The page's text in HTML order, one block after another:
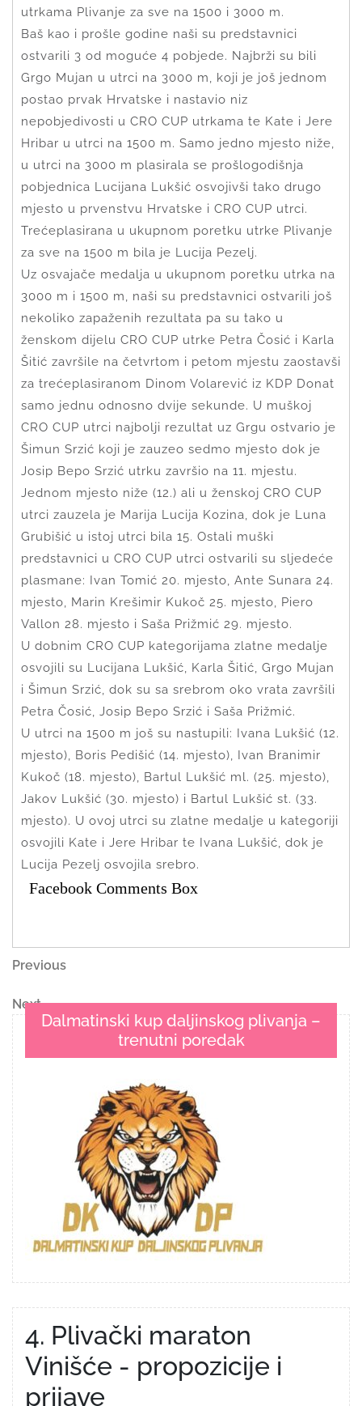
utrkama Plivanje za sve na 1500 i 3000 m.
Baš kao i prošle godine naši su predstavnici
ostvarili 3 od moguće 4 pobjede. Najbrži su bili
Grgo Mujan u utrci na 3000 m, koji je još jednom
postao prvak Hrvatske i nastavio niz
nepobjedivosti u CRO CUP utrkama te Kate i Jere
Hribar u utrci na 1500 m. Samo jedno mjesto niže,
u utrci na 3000 m plasirala se prošlogodišnja
pobjednica Lucijana Lukšić osvojivši tako drugo
mjesto u prvenstvu Hrvatske i CRO CUP utrci.
Trećeplasirana u ukupnom poretku utrke Plivanje
za sve na 1500 m bila je Lucija Pezelj.
Uz osvajače medalja u ukupnom poretku utrka na
3000 m i 1500 m, naši su predstavnici ostvarili još
nekoliko zapaženih rezultata pa su tako u
ženskom dijelu CRO CUP utrke Petra Čosić i Karla
Šitić završile na četvrtom i petom mjestu zaostavši
za trećeplasiranom Dinom Volarević iz KDP Donat
samo jednu odnosno dvije sekunde. U muškoj
CRO CUP utrci najbolji rezultat uz Grgu ostvario je
Šimun Srzić koji je zauzeo sedmo mjesto dok je
Josip Bepo Srzić utrku završio na 11. mjestu.
Jednom mjesto niže (12.) ali u ženskoj CRO CUP
utrci zauzela je Marija Lucija Kozina, dok je Luna
Grubišić u istoj utrci bila 15. Ostali muški
predstavnici u CRO CUP utrci ostvarili su sljedeće
plasmane: Ivan Tomić 20. mjesto, Ante Sunara 24.
mjesto, Marin Krešimir Kukoč 25. mjesto, Piero
Vallon 28. mjesto i Saša Prižmić 29. mjesto.
U dobnim CRO CUP kategorijama zlatne medalje
osvojili su Lucijana Lukšić, Karla Šitić, Grgo Mujan
i Šimun Srzić, dok su sa srebrom oko vrata završili
Petra Čosić, Josip Bepo Srzić i Saša Prižmić.
U utrci na 1500 m još su nastupili: Ivana Lukšić (12.
mjesto), Boris Pedišić (14. mjesto), Ivan Branimir
Kukoč (18. mjesto), Bartul Lukšić ml. (25. mjesto),
Jakov Lukšić (30. mjesto) i Bartul Lukšić st. (33.
mjesto). U ovoj utrci su zlatne medalje u kategoriji
osvojili Kate i Jere Hribar te Ivana Lukšić, dok je
Lucija Pezelj osvojila srebro.
Facebook Comments Box
Navigacija
objava
Previous
Previous
Next
Post
Next
Dalmatinski kup daljinskog plivanja –
trenutni poredak
4. Plivački maraton
Vinišće - propozicije i
prijave